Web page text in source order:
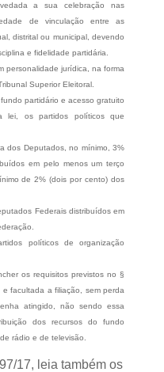
a sua celebração nas
de vinculação entre as
distrital ou municipal, devendo
e fidelidade partidária.
personalidade jurídica, na forma
Superior Eleitoral.
partidário e acesso gratuito
os partidos políticos que
dos Deputados, no mínimo, 3%
em pelo menos um terço
de 2% (dois por cento) dos
Federais distribuídos em
políticos de organização
os requisitos previstos no §
facultada a filiação, sem perda
atingido, não sendo essa
dos recursos do fundo
rádio e de televisão.
17, leia também os